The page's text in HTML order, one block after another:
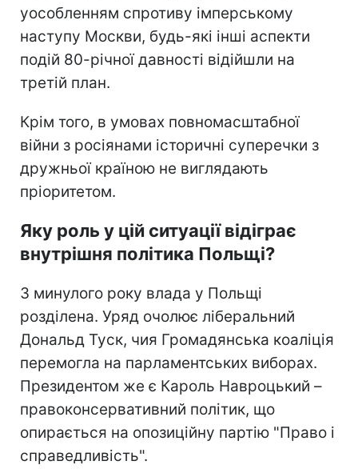
уособленням спротиву імперському
наступу Москви, будь-які інші аспекти
подій 80-річної давності відійшли на
третій план.
Крім того, в умовах повномасштабної
війни з росіянами історичні суперечки з
дружньої країною не виглядають
пріоритетом.
Яку роль у цій ситуації відіграє
внутрішня політика Польщі?
З минулого року влада у Польщі
розділена. Уряд очолює ліберальний
Дональд Туск, чия Громадянська коаліція
перемогла на парламентських виборах.
Президентом же є Кароль Навроцький –
правоконсервативний політик, що
опирається на опозиційну партію "Право і
справедливість".